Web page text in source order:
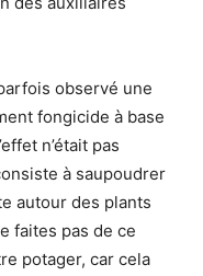
observé une
fongicide à base
n’était pas
à saupoudrer
autour des plants
faites pas de ce
potager, car cela